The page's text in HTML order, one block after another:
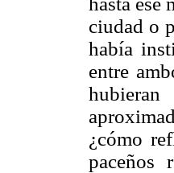
ciudad o
había
entre
¿cómo
paceños